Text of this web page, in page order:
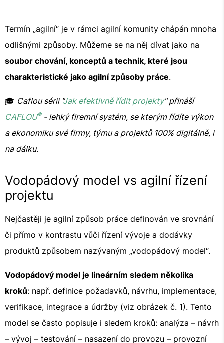
Termín „agilní“ je v rámci agilní komunity chápán mnoha
odlišnými způsoby. Můžeme se na něj dívat jako na
soubor chování, konceptů a technik, které jsou
charakteristické jako agilní způsoby práce.
🎓 Caflou sérii " Jak efektivně řídit projekty" přináší
CAFLOU®- lehký firemní systém, se kterým řídíte výkon
a ekonomiku své firmy, týmu a projektů 100% digitálně, i
na dálku.
Vodopádový model vs agilní řízení
projektu
Nejčastěji je agilní způsob práce definován ve srovnání
či přímo v kontrastu vůči řízení vývoje a dodávky
produktů způsobem nazývaným „vodopádový model“.
Vodopádový model je lineárním sledem několika
kroků: např. definice požadavků, návrhu, implementace,
verifikace, integrace a údržby (viz obrázek č. 1). Tento
model se často popisuje i sledem kroků: analýza – návrh
– vývoj – testování – nasazení do provozu – provozní